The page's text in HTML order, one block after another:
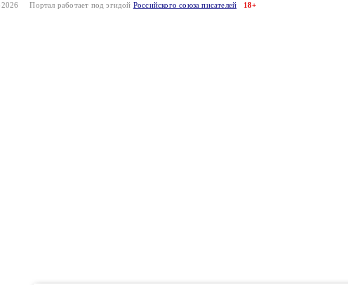
2026 Портал работает под эгидой Российского союза писателей 18+